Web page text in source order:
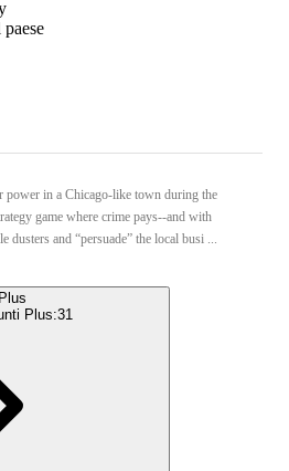
power in a Chicago-like town during the
game where crime pays--and with
dusters and “persuade” the local busi ...
Plus:31